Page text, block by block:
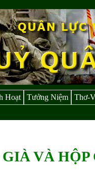
Hoạt Tưởng Niệm
Thơ-
VÀ HỘP